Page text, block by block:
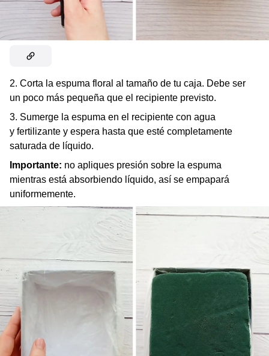
2. Corta la espuma floral al tamaño de tu caja. Debe ser
un poco más pequeña que el recipiente previsto.
3. Sumerge la espuma en el recipiente con agua
y fertilizante y espera hasta que esté completamente
saturada de líquido.
Importante: no apliques presión sobre la espuma
mientras está absorbiendo líquido, así se empapará
uniformemente.